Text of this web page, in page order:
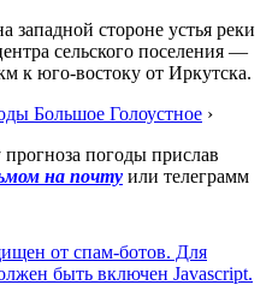
западной стороне устья реки
сельского поселения —
к юго-востоку от Иркутска.
Большое Голоустное ›
погоды прислав
на почту или телеграмм
от спам-ботов. Для
быть включен Javascript.